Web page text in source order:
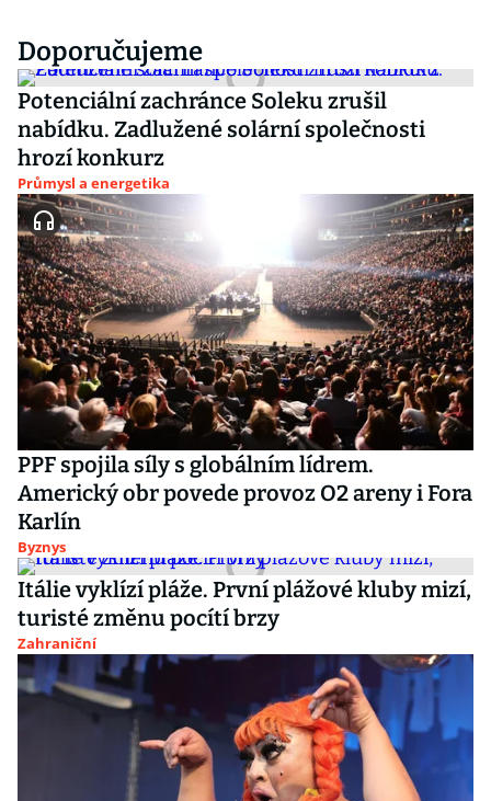
Doporučujeme
Potenciální zachránce Soleku zrušil
nabídku. Zadlužené solární společnosti
hrozí konkurz
Průmysl a energetika
PPF spojila síly s globálním lídrem.
Americký obr povede provoz O2 areny i Fora
Karlín
Byznys
Itálie vyklízí pláže. První plážové kluby mizí,
turisté změnu pocítí brzy
Zahraniční